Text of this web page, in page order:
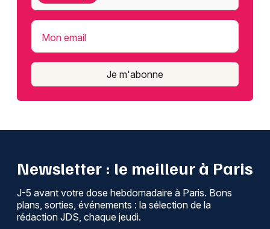
Mon email
Je m'abonne
Newsletter : le meilleur à Paris
J-5 avant votre dose hebdomadaire à Paris. Bons
plans, sorties, événements : la sélection de la
rédaction JDS, chaque jeudi.